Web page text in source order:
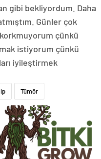
gibi bekliyordum. Daha
Günler çok
çünkü
istiyorum çünkü
iyileştirmek
Tümör